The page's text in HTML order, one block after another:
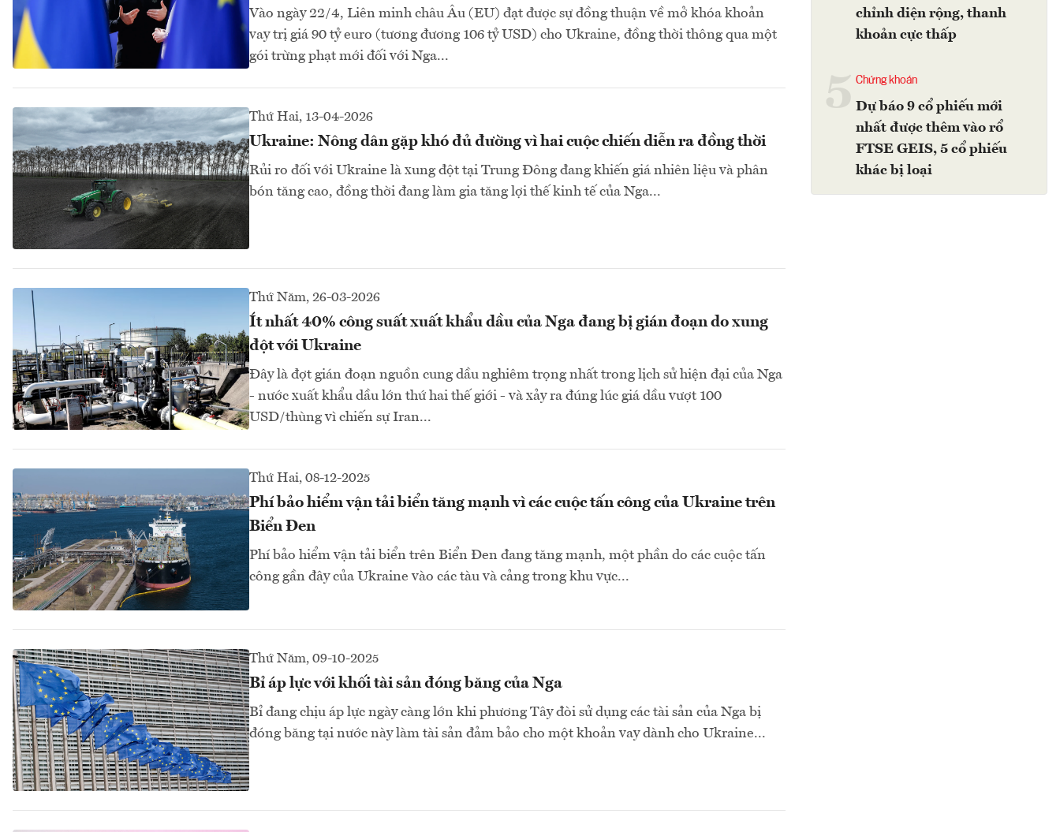
Vào ngày 22/4, Liên minh châu Âu (EU) đạt được sự đồng thuận về mở khóa khoản
vay trị giá 90 tỷ euro (tương đương 106 tỷ USD) cho Ukraine, đồng thời thông qua một
gói trừng phạt mới đối với Nga...
Thứ Hai, 13-04-2026
Ukraine: Nông dân gặp khó đủ đường vì hai cuộc chiến diễn ra đồng thời
Rủi ro đối với Ukraine là xung đột tại Trung Đông đang khiến giá nhiên liệu và phân
bón tăng cao, đồng thời đang làm gia tăng lợi thế kinh tế của Nga...
Thứ Năm, 26-03-2026
Ít nhất 40% công suất xuất khẩu dầu của Nga đang bị gián đoạn do xung
đột với Ukraine
Đây là đợt gián đoạn nguồn cung dầu nghiêm trọng nhất trong lịch sử hiện đại của Nga
- nước xuất khẩu dầu lớn thứ hai thế giới - và xảy ra đúng lúc giá dầu vượt 100
USD/thùng vì chiến sự Iran...
Thứ Hai, 08-12-2025
Phí bảo hiểm vận tải biển tăng mạnh vì các cuộc tấn công của Ukraine trên
Biển Đen
Phí bảo hiểm vận tải biển trên Biển Đen đang tăng mạnh, một phần do các cuộc tấn
công gần đây của Ukraine vào các tàu và cảng trong khu vực...
Thứ Năm, 09-10-2025
Bỉ áp lực với khối tài sản đóng băng của Nga
Bỉ đang chịu áp lực ngày càng lớn khi phương Tây đòi sử dụng các tài sản của Nga bị
đóng băng tại nước này làm tài sản đảm bảo cho một khoản vay dành cho Ukraine...
chỉnh diện rộng, thanh
khoản cực thấp
Chứng khoán
Dự báo 9 cổ phiếu mới
nhất được thêm vào rổ
FTSE GEIS, 5 cổ phiếu
khác bị loại